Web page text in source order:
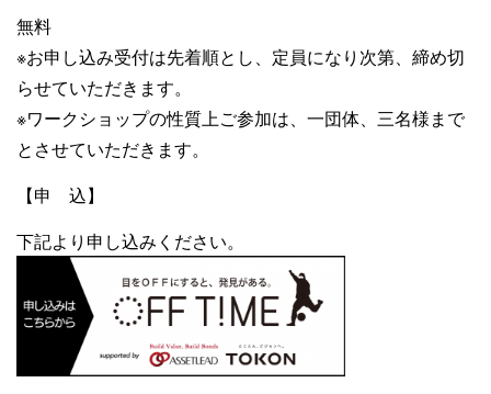
無料
※お申し込み受付は先着順とし、定員になり次第、締め切
らせていただきます。
※ワークショップの性質上ご参加は、一団体、三名様まで
とさせていただきます。
【申 込】
下記より申し込みください。